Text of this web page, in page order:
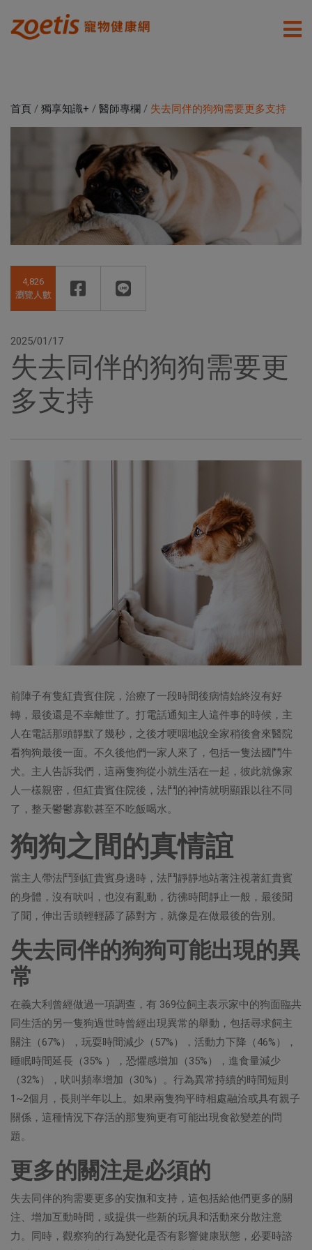
首頁 / 獨享知識+ / 醫師專欄 / 失去同伴的狗狗需要更多支持
4,826
瀏覽人數
2025/01/17
失去同伴的狗狗需要更
多支持
前陣子有隻紅貴賓住院，治療了一段時間後病情始終沒有好
轉，最後還是不幸離世了。打電話通知主人這件事的時候，主
人在電話那頭靜默了幾秒，之後才哽咽地說全家稍後會來醫院
看狗狗最後一面。不久後他們一家人來了，包括一隻法國鬥牛
犬。主人告訴我們，這兩隻狗從小就生活在一起，彼此就像家
人一樣親密，但紅貴賓住院後，法鬥的神情就明顯跟以往不同
了，整天鬱鬱寡歡甚至不吃飯喝水。
狗狗之間的真情誼
當主人帶法鬥到紅貴賓身邊時，法鬥靜靜地站著注視著紅貴賓
的身體，沒有吠叫，也沒有亂動，彷彿時間靜止一般，最後聞
了聞，伸出舌頭輕輕舔了舔對方，就像是在做最後的告別。
失去同伴的狗狗可能出現的異
常
在義大利曾經做過一項調查，有 369位飼主表示家中的狗面臨共
同生活的另一隻狗過世時曾經出現異常的舉動，包括尋求飼主
關注（67%），玩耍時間減少（57%），活動力下降（46%），
睡眠時間延長（35% ），恐懼感增加（35%），進食量減少
（32%），吠叫頻率增加（30%）。行為異常持續的時間短則
1~2個月，長則半年以上。如果兩隻狗平時相處融洽或具有親子
關係，這種情況下存活的那隻狗更有可能出現食欲變差的問
題。
更多的關注是必須的
失去同伴的狗需要更多的安撫和支持，這包括給他們更多的關
注、增加互動時間，或提供一些新的玩具和活動來分散注意
力。同時，觀察狗的行為變化是否有影響健康狀態，必要時諮